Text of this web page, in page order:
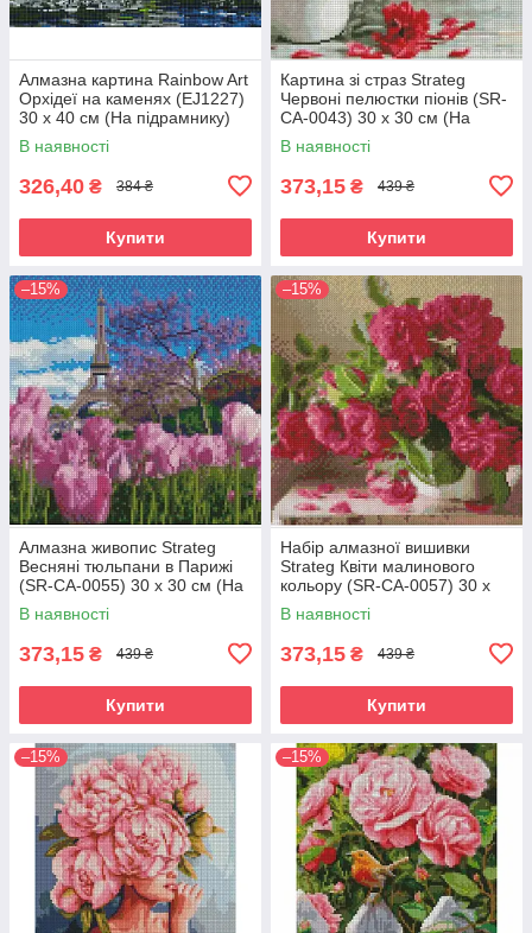
Алмазна картина Rainbow Art
Орхідеї на каменях (EJ1227)
30 х 40 см (На підрамнику)
В наявності
326,40 ₴ 384 ₴
Купити
Картина зі страз Strateg
Червоні пелюстки піонів (SR-
CA-0043) 30 х 30 см (На
підрамнику)
В наявності
373,15 ₴ 439 ₴
Купити
–15%
Алмазна живопис Strateg
Весняні тюльпани в Парижі
(SR-CA-0055) 30 х 30 см (На
підрамнику)
В наявності
373,15 ₴ 439 ₴
Купити
–15%
Набір алмазної вишивки
Strateg Квіти малинового
кольору (SR-CA-0057) 30 х
30 см (На підрамнику)
В наявності
373,15 ₴ 439 ₴
Купити
–15% –15%